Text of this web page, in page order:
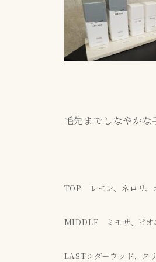
毛先までしなやか
TOP レモン、ネロリ、
MIDDLE ミモザ、ピ
LASTシダーウッド、ク